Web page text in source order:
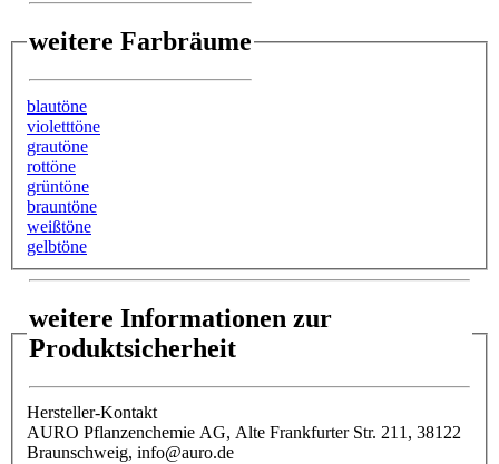
weitere Farbräume
blautöne
violetttöne
grautöne
rottöne
grüntöne
brauntöne
weißtöne
gelbtöne
weitere Informationen zur
Produktsicherheit
Hersteller-Kontakt
AURO Pflanzenchemie AG, Alte Frankfurter Str. 211, 38122
Braunschweig, info@auro.de